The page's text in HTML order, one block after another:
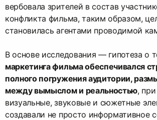
вербовала зрителей в состав
конфликта фильма, таким образом,
становилась агентами проводимой
В основе исследования — гипотеза о
маркетинга фильма обеспечивался
полного погружения аудитории,
между вымыслом и реальностью,
визуальные, звуковые и сюжетные
создавали не просто информативное